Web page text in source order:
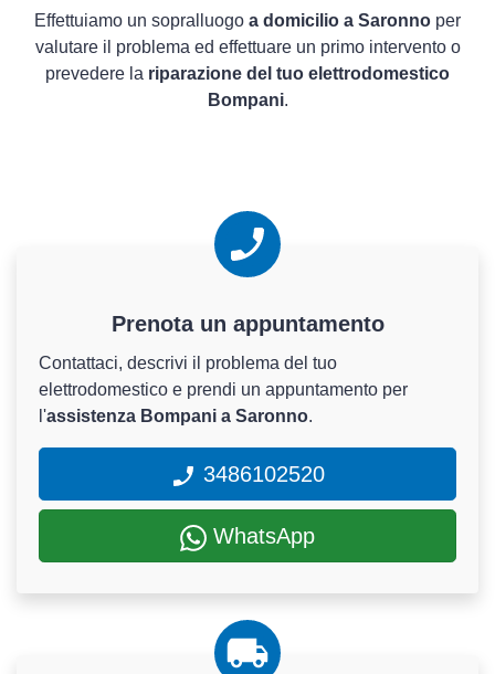
Effettuiamo un sopralluogo a domicilio a Saronno per
valutare il problema ed effettuare un primo intervento o
prevedere la riparazione del tuo elettrodomestico
Bompani.
Prenota un appuntamento
Contattaci, descrivi il problema del tuo
elettrodomestico e prendi un appuntamento per
l'assistenza Bompani a Saronno.
3486102520
WhatsApp